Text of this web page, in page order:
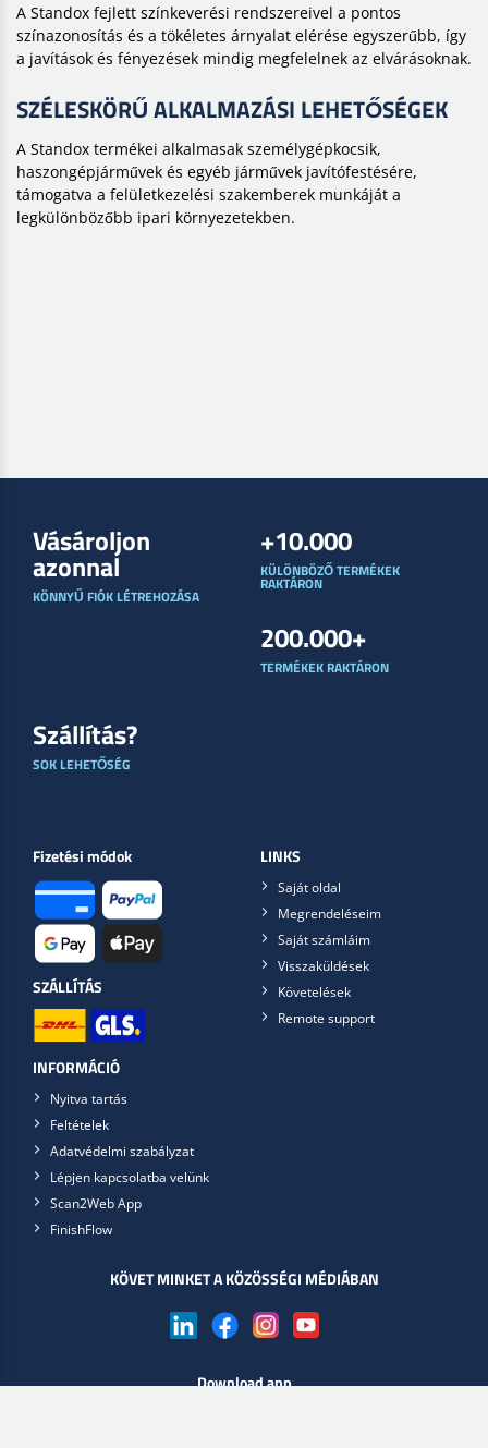
A Standox fejlett színkeverési rendszereivel a pontos
színazonosítás és a tökéletes árnyalat elérése egyszerűbb, így
a javítások és fényezések mindig megfelelnek az elvárásoknak.
SZÉLESKÖRŰ ALKALMAZÁSI LEHETŐSÉGEK
A Standox termékei alkalmasak személygépkocsik,
haszongépjárművek és egyéb járművek javítófestésére,
támogatva a felületkezelési szakemberek munkáját a
legkülönbözőbb ipari környezetekben.
Vásároljon
azonnal
KÖNNYŰ FIÓK LÉTREHOZÁSA
+10.000
KÜLÖNBÖZŐ TERMÉKEK
RAKTÁRON
200.000+
TERMÉKEK RAKTÁRON
Szállítás?
SOK LEHETŐSÉG
Fizetési módok
SZÁLLÍTÁS
LINKS
Saját oldal
Megrendeléseim
Saját számláim
Visszaküldések
Követelések
Remote support
INFORMÁCIÓ
Nyitva tartás
Feltételek
Adatvédelmi szabályzat
Lépjen kapcsolatba velünk
Scan2Web App
FinishFlow
KÖVET MINKET A KÖZÖSSÉGI MÉDIÁBAN
Download app